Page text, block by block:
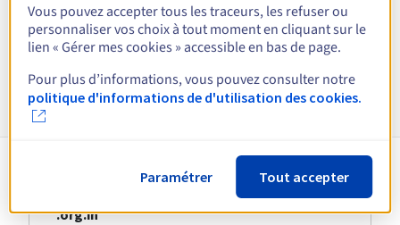
Voir toutes les extensions
Informations sur le .org.in
Création de votre nom de domaine en
.org.in
Vous pouvez accepter tous les traceurs, les refuser ou
personnaliser vos choix à tout moment en cliquant sur le
lien « Gérer mes cookies » accessible en bas de page.
Pour plus d’informations, vous pouvez consulter notre
politique d'informations de d'utilisation des cookies.
Paramétrer Tout accepter